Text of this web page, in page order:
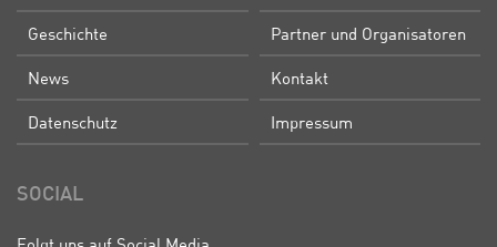
Geschichte Partner und Organisatoren
News Kontakt
Datenschutz Impressum
SOCIAL